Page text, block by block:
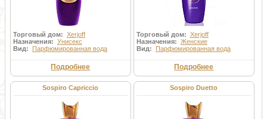
Торговый дом: Xerjoff
Назначения: Унисекс
Вид: Парфюмированная вода
Подробнее
Торговый дом: Xerjoff
Назначения: Женские
Вид: Парфюмированная вода
Подробнее
Sospiro Capriccio Sospiro Duetto